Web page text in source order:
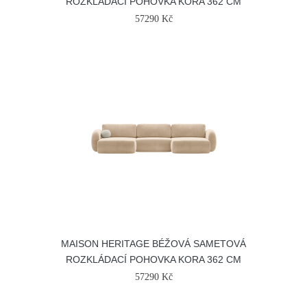
57290 Kč
MAISON HERITAGE BÉŽOVÁ SAMETOVÁ
ROZKLÁDACÍ POHOVKA KORA 362 CM
57290 Kč